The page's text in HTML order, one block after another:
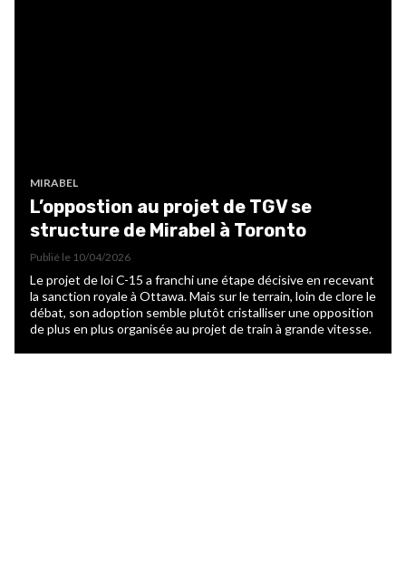
MIRABEL
L’oppostion au projet de TGV se
structure de Mirabel à Toronto
Publié le 10/04/2026
Le projet de loi C-15 a franchi une étape décisive en recevant
la sanction royale à Ottawa. Mais sur le terrain, loin de clore le
débat, son adoption semble plutôt cristalliser une opposition
de plus en plus organisée au projet de train à grande vitesse.